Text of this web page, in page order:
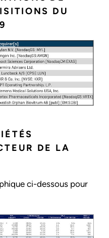
DU
DE LA
ci-dessous pour